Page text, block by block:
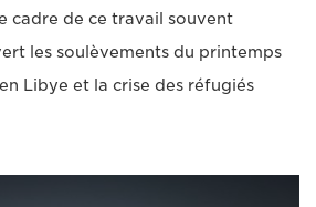
cadre de ce travail souvent
les soulèvements du printemps
Libye et la crise des réfugiés